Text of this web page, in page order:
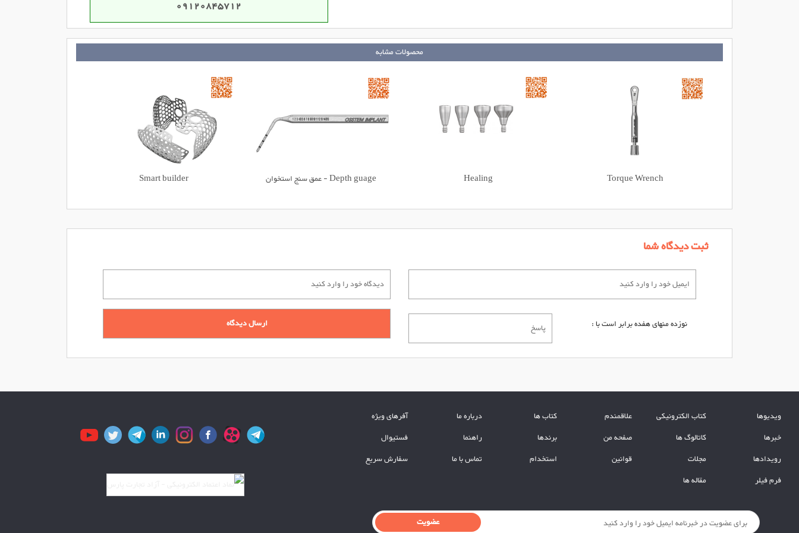
09120845712
محصولات مشابه
Torque Wrench
Healing Depth guage - عمق سنج استخوان Smart builder
ثبت دیدگاه شما
نوزده منهای هفده برابر است با :
ویدیوها کتاب الکترونیکی علاقمندم کتاب ها درباره ما
آفرهای ویژه
خبرها
کاتالوگ ها صفحه من برندها راهنما
فستیوال
رویدادها
مجلات قوانین استخدام تماس با ما
سفارش سریع
فرم فیلر
مقاله ها